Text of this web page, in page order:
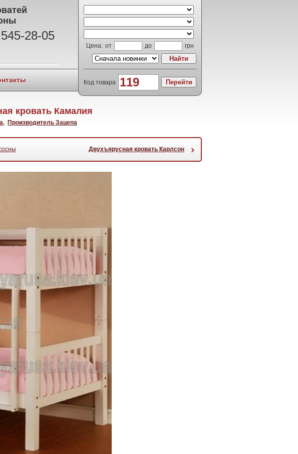
28-05
Цена: от до грн
Код товара
кровать Камалия
, Производитель Зацепа
Двухъярусная кровать Карлсон ›